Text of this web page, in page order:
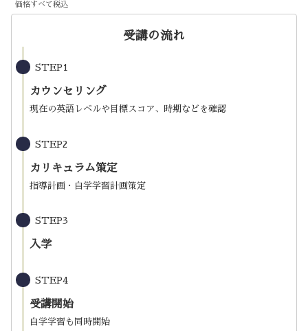
価格すべて税込
受講の流れ
STEP1
カウンセリング
現在の英語レベルや目標スコア、時期などを確認
STEP2
カリキュラム策定
指導計画・自学学習計画策定
STEP3
入学
STEP4
受講開始
自学学習も同時開始